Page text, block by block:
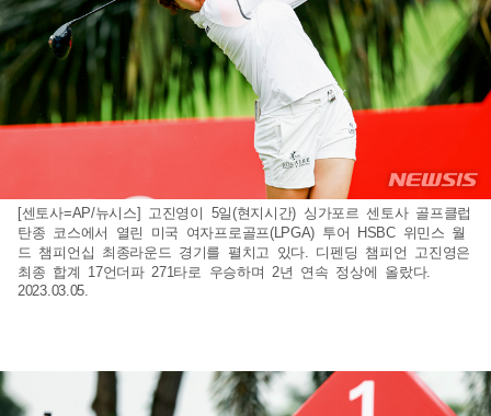
[센토사=AP/뉴시스] 고진영이 5일(현지시간) 싱가포르 센토사 골프클럽
탄종 코스에서 열린 미국 여자프로골프(LPGA) 투어 HSBC 위민스 월
드 챔피언십 최종라운드 경기를 펼치고 있다. 디펜딩 챔피언 고진영은
최종 합계 17언더파 271타로 우승하며 2년 연속 정상에 올랐다.
2023.03.05.